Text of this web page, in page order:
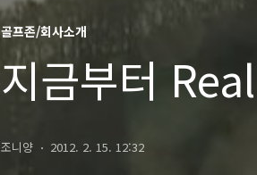
골프존/회사소개
지금부터
조니양 2012. 2. 15. 12:32